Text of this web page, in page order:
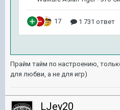
Прайм тайм по настроению,
для любви, а не для игр)
LJey20